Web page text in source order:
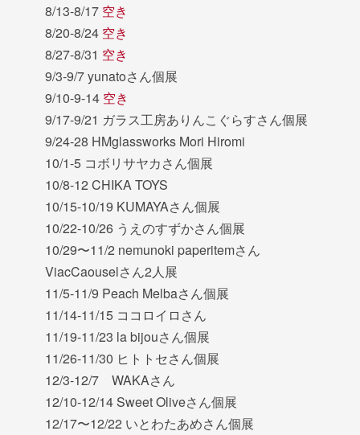
8/13-8/17 空き
8/20-8/24 空き
8/27-8/31 空き
9/3-9/7 yunatoさん個展
9/10-9-14 空き
9/17-9/21 ガラス工房ありんこぐらすさん個展
9/24-28 HMglassworks Mori Hiromi
10/1-5 コボリサヤカさん個展
10/8-12 CHIKA TOYS
10/15-10/19 KUMAYAさん個展
10/22-10/26 うえのすずかさん個展
10/29〜11/2 nemunoki paperitemさん
ViacCaouselさん2人展
11/5-11/9 Peach Melbaさん個展
11/14-11/15 ココロイロさん
11/19-11/23 la bijouさん個展
11/26-11/30 ヒトトセさん個展
12/3-12/7 WAKAさん
12/10-12/14 Sweet Oliveさん個展
12/17〜12/22 いとわたあめさん個展